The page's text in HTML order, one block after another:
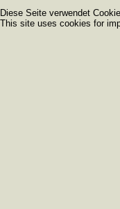
Diese Seite verwendet
This site uses cookies for